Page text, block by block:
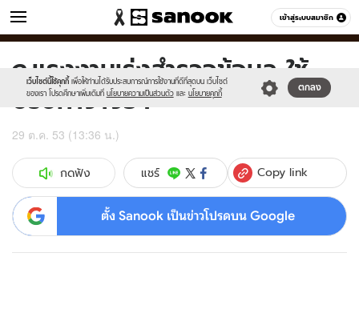
เข้าสู่ระบบสมาชิก
ข่าว หมวดอื่นๆ
เว็บไซต์นี้ใช้คุกกี้ เพื่อให้ท่านได้รับประสบการณ์การใช้งานที่ดีที่สุดบน เว็บไซต์
ของเรา โปรดศึกษาเพิ่มเติมที่ นโยบายความเป็นส่วนตัว และ นโยบายคุกกี้
ตกลง
Sanook
//s.isanook.com/sr/0/images/logo-
new-
sanook.png
600
60
ก.แรงงานเร่งสำรวจข้อมูล-ใช้
ปรับค่าจ้าง54
29 ต.ค. 53 (13:36 น.)
กดฟัง แชร์ Copy link
ตั้ง Sanook เป็นข่าวโปรดบน Google